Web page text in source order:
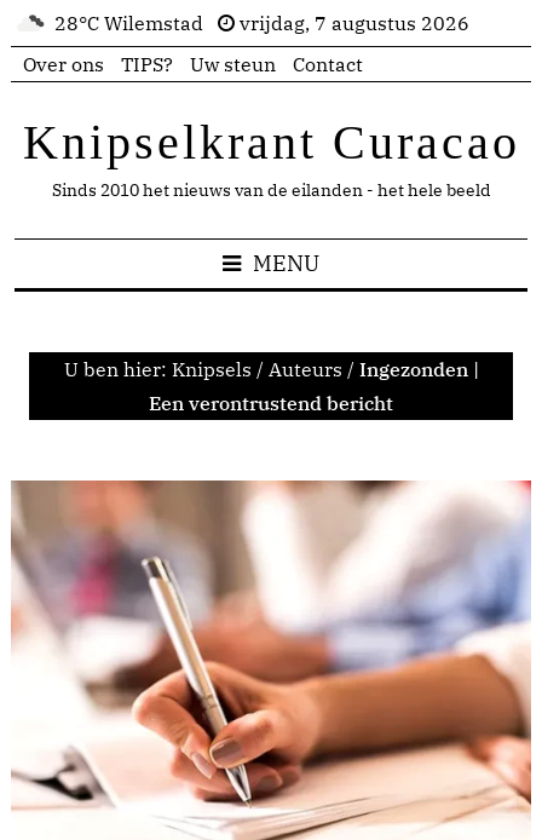
28°C Wilemstad
vrijdag, 7 augustus 2026
Over ons
TIPS? Uw steun Contact
Knipselkrant Curacao
Sinds 2010 het nieuws van de eilanden - het hele beeld
MENU
U ben hier: Knipsels / Auteurs / Ingezonden |
Een verontrustend bericht